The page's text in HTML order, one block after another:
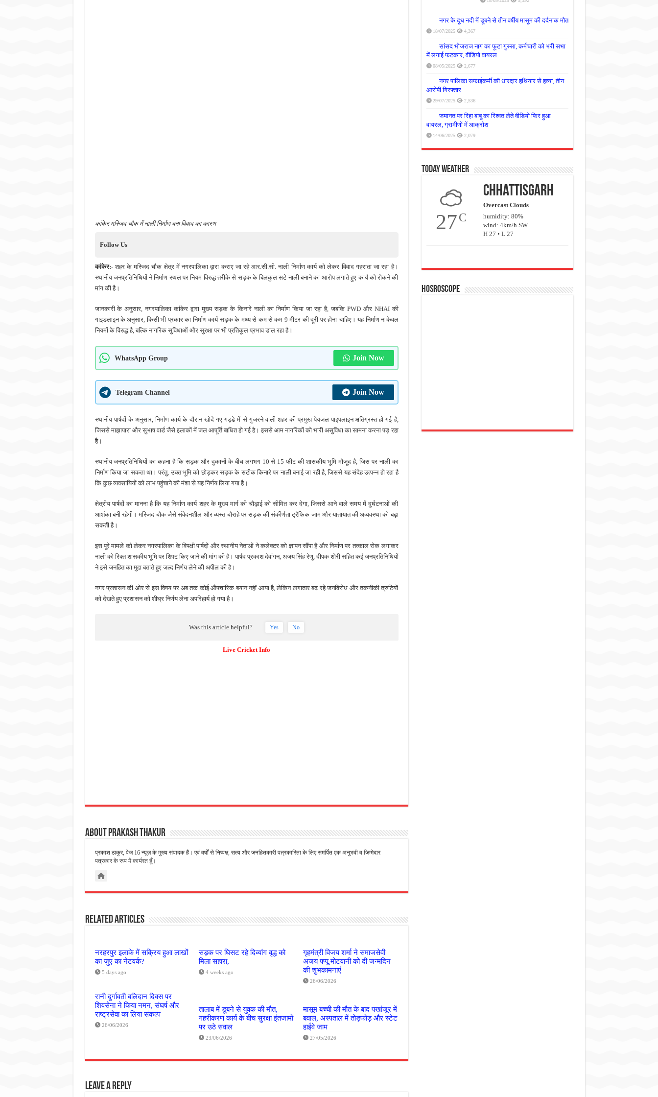
कांकेर मस्जिद चौक में नाली निर्माण बना विवाद का कारण
Follow Us
कांकेर:-शहर के मस्जिद चौक क्षेत्र में नगरपालिका द्वारा कराए जा रहे आर.सी.सी. नाली निर्माण कार्य को लेकर विवाद गहराता जा रहा है।
स्थानीय जनप्रतिनिधियों ने निर्माण स्थल पर नियम विरुद्ध तरीके से सड़क के बिलकुल सटे नाली बनाने का आरोप लगाते हुए कार्य को रोकने की
मांग की है।
जानकारी के अनुसार, नगरपालिका कांकेर द्वारा मुख्य सड़क के किनारे नाली का निर्माण किया जा रहा है, जबकि PWD और NHAI की
गाइडलाइन के अनुसार, किसी भी प्रकार का निर्माण कार्य सड़क के मध्य से कम से कम 9 मीटर की दूरी पर होना चाहिए। यह निर्माण न केवल
नियमों के विरुद्ध है, बल्कि नागरिक सुविधाओं और सुरक्षा पर भी प्रतिकूल प्रभाव डाल रहा है।
WhatsApp Group Join Now
Telegram Channel Join Now
स्थानीय पार्षदों के अनुसार, निर्माण कार्य के दौरान खोदे गए गड्ढे में से गुजरने वाली शहर की प्रमुख पेयजल पाइपलाइन क्षतिग्रस्त हो गई है,
जिससे माझापारा और सुभाष वार्ड जैसे इलाकों में जल आपूर्ति बाधित हो गई है। इससे आम नागरिकों को भारी असुविधा का सामना करना पड़ रहा
है।
स्थानीय जनप्रतिनिधियों का कहना है कि सड़क और दुकानों के बीच लगभग 10 से 15 फीट की शासकीय भूमि मौजूद है, जिस पर नाली का
निर्माण किया जा सकता था। परंतु, उक्त भूमि को छोड़कर सड़क के सटीक किनारे पर नाली बनाई जा रही है, जिससे यह संदेह उत्पन्न हो रहा है
कि कुछ व्यवसायियों को लाभ पहुंचाने की मंशा से यह निर्णय लिया गया है।
क्षेत्रीय पार्षदों का मानना है कि यह निर्माण कार्य शहर के मुख्य मार्ग की चौड़ाई को सीमित कर देगा, जिससे आने वाले समय में दुर्घटनाओं की
आशंका बनी रहेगी। मस्जिद चौक जैसे संवेदनशील और व्यस्त चौराहे पर सड़क की संकीर्णता ट्रैफिक जाम और यातायात की अव्यवस्था को बढ़ा
सकती है।
इस पूरे मामले को लेकर नगरपालिका के विपक्षी पार्षदों और स्थानीय नेताओं ने कलेक्टर को ज्ञापन सौंपा है और निर्माण पर तत्काल रोक लगाकर
नाली को रिक्त शासकीय भूमि पर शिफ्ट किए जाने की मांग की है। पार्षद प्रकाश देवांगन, अजय सिंह रेणु, दीपक शोरी सहित कई जनप्रतिनिधियों
ने इसे जनहित का मुद्दा बताते हुए जल्द निर्णय लेने की अपील की है।
नगर प्रशासन की ओर से इस विषय पर अब तक कोई औपचारिक बयान नहीं आया है, लेकिन लगातार बढ़ रहे जनविरोध और तकनीकी त्रुटियों
को देखते हुए प्रशासन को शीघ्र निर्णय लेना अपरिहार्य हो गया है।
Was this article helpful? Yes No
Live Cricket Info
About Prakash Thakur
प्रकाश ठाकुर, पेज 16 न्यूज़ के मुख्य संपादक हैं। एवं वर्षों से निष्पक्ष, सत्य और जनहितकारी पत्रकारिता के लिए समर्पित एक अनुभवी व जिम्मेदार
पत्रकार के रूप में कार्यरत हूँ।
Related Articles
नरहरपुर इलाके में सक्रिय हुआ लाखों
का जुए का नेटवर्क?
5 days ago
सड़क पर घिसट रहे दिव्यांग वृद्ध को
मिला सहारा,
4 weeks ago
गृहमंत्री विजय शर्मा ने समाजसेवी
अजय पप्पू मोटवानी को दी जन्मदिन
की शुभकामनाएं
26/06/2026
रानी दुर्गावती बलिदान दिवस पर
शिवसेना ने किया नमन, संघर्ष और
राष्ट्रसेवा का लिया संकल्प
26/06/2026
तालाब में डूबने से युवक की मौत,
गहरीकरण कार्य के बीच सुरक्षा इंतजामों
पर उठे सवाल
23/06/2026
मासूम बच्ची की मौत के बाद पखांजूर में
बवाल, अस्पताल में तोड़फोड़ और स्टेट
हाईवे जाम
27/05/2026
Leave a Reply
नगर के दूध नदी में डूबने से तीन वर्षीय मासूम की दर्दनाक मौत
18/07/2025 4,367
सांसद भोजराज नाग का फूटा गुस्सा, कर्मचारी को भरी सभा
में लगाई फटकार, वीडियो वायरल
08/05/2025 2,677
नगर पालिका सफाईकर्मी की धारदार हथियार से हत्या, तीन
आरोपी गिरफ्तार
29/07/2025 2,536
जमानत पर रिहा बाबू का रिश्वत लेते वीडियो फिर हुआ
वायरल, ग्रामीणों में आक्रोश
14/06/2025 2,079
Today Weather
27C
Chhattisgarh
Overcast Clouds
humidity: 80%
wind: 4km/h SW
H 27 • L 27
Hosroscope